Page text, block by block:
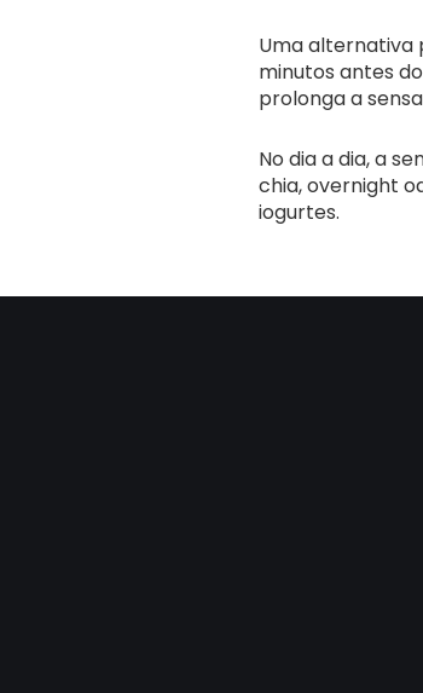
Uma alternativa
minutos antes
prolonga a
No dia a dia, a
chia, overnight
iogurtes.